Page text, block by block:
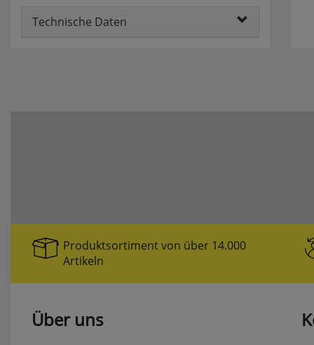
Technische Daten
Produktsortiment von über 14.000
Artikeln
Über uns